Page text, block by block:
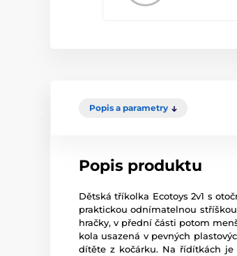
Popis a parametry
Popis produktu
Dětská tříkolka Ecotoys 2v1 s
praktickou odnímatelnou
hračky, v přední části potom
kola usazená v pevných
dítěte z kočárku. Na řídítkách je